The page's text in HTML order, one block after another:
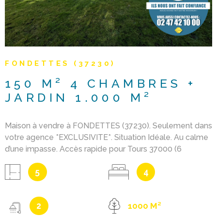
FONDETTES (37230)
150 M² 4 CHAMBRES +
JARDIN 1.000 M²
Maison à vendre à FONDETTES (37230). Seulement dans
votre agence *EXCLUSIVITE*. Situation Idéale. Au calme
d’une impasse. Accès rapide pour Tours 37000 (6
kilomètres 11 minutes). Environnement très calme. 150
m² habitables + garage 23 M² + jardin entièrement clos et
arboré sans vis-à-vis 1.000 M². Rez-de-chaussée : Entrée
séparée avec placard 10.8 M², Séjour 30.5 M2 + cuisine
moderne 10.18 M² donnant accès à une vérandas 25 M²,
5 4
2 1000 M²